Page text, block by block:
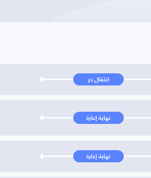
انتقال حر
نهاية إعارة
نهاية إعارة